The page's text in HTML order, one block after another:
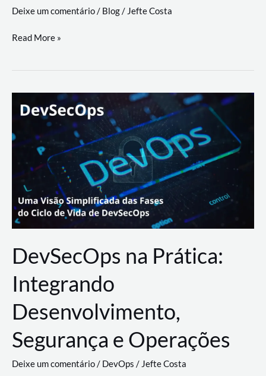
a
workflows
Deixe um comentário/ Blog/ Jefte Costa
teste
palyer
Lance
Rural
Read More »
DevSecOps na Prática:
Integrando
Desenvolvimento,
Segurança e Operações
Deixe um comentário/ DevOps /Jefte Costa